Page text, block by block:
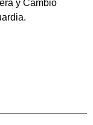
y Cambio